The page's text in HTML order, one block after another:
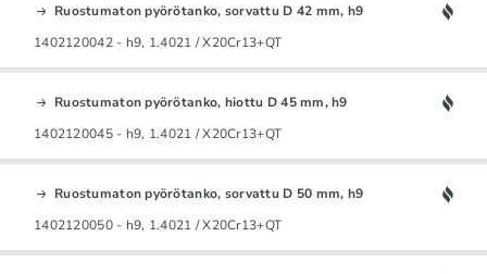
Ruostumaton pyörötanko, sorvattu D 42 mm, h9
1402120042 - h9, 1.4021 / X20Cr13+QT
Ruostumaton pyörötanko, hiottu D 45 mm, h9
1402120045 - h9, 1.4021 / X20Cr13+QT
Ruostumaton pyörötanko, sorvattu D 50 mm, h9
1402120050 - h9, 1.4021 / X20Cr13+QT